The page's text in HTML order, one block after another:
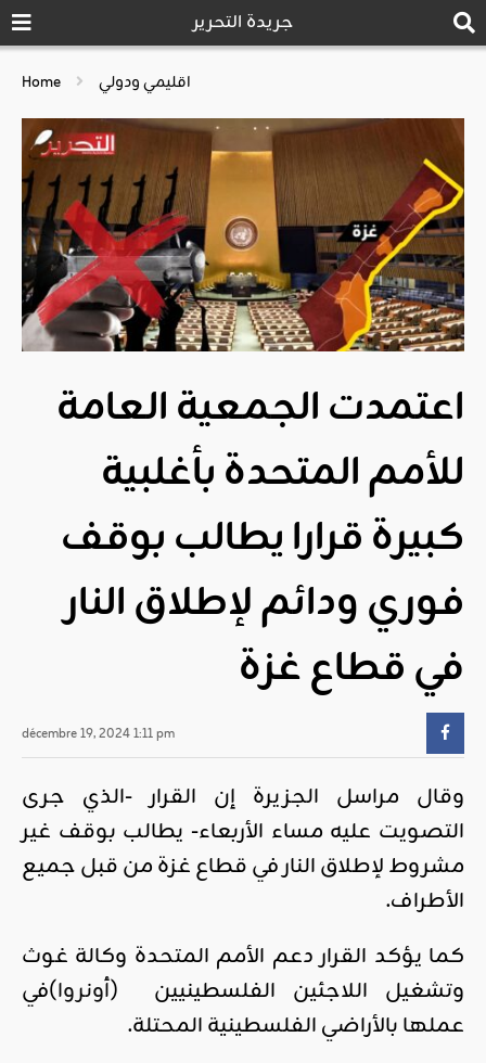
جريدة التحرير
Home اقليمي ودولي
اعتمدت الجمعية العامة
للأمم المتحدة بأغلبية
كبيرة قرارا يطالب بوقف
فوري ودائم لإطلاق النار
في قطاع غزة
décembre 19, 2024 1:11 pm
وقال مراسل الجزيرة إن القرار -الذي جرى
التصويت عليه مساء الأربعاء- يطالب بوقف غير
مشروط لإطلاق النار في قطاع غزة من قبل جميع
الأطراف.
كما يؤكد القرار دعم الأمم المتحدة وكالة غوث
وتشغيل اللاجئين الفلسطينيين
(أونروا)
في
عملها بالأراضي الفلسطينية المحتلة.